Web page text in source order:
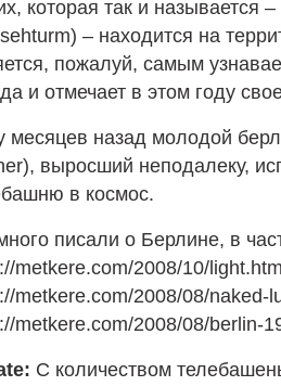
которая так и называется
– находится на
пожалуй, самым
и отмечает в этом году
месяцев назад молодой
выросший неподалеку,
в космос.
писали о Берлине, в
metkere.com/2008/10/
metkere.com/2008/08/
metkere.com/2008/08/berlin-
С количеством